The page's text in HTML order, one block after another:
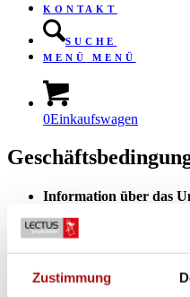
Zustimmung
KONTAKT
SUCHE
MENÜ
MENÜ
0Einkaufswagen
Information über das
Besuchs- und
Tel.: +46 499 44844